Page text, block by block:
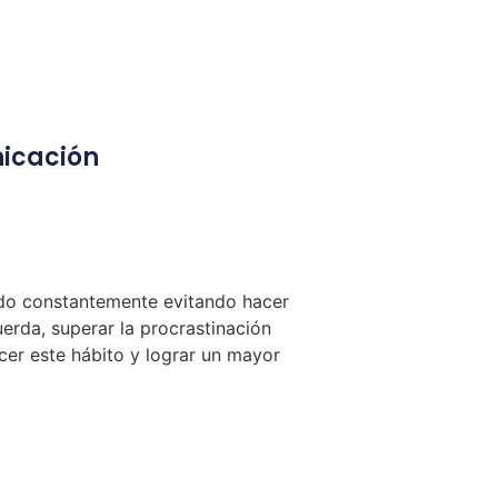
constantemente evitando hacer
superar la procrastinación
este hábito y lograr un mayor